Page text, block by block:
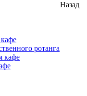
Назад
ротанга
кафе